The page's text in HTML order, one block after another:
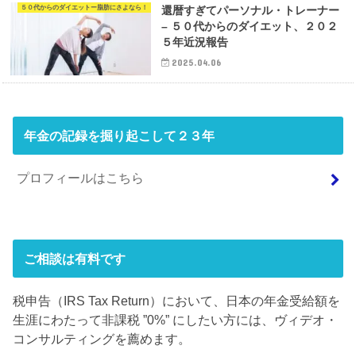
５０代からのダイエットー脂肪にさよなら！
還暦すぎてパーソナル・トレーナー
– ５０代からのダイエット、２０２
５年近況報告
2025.04.06
年金の記録を掘り起こして２３年
プロフィールはこちら
ご相談は有料です
税申告（IRS Tax Return）において、日本の年金受給額を
生涯にわたって非課税 ”0%” にしたい方には、ヴィデオ・
コンサルティングを薦めます。